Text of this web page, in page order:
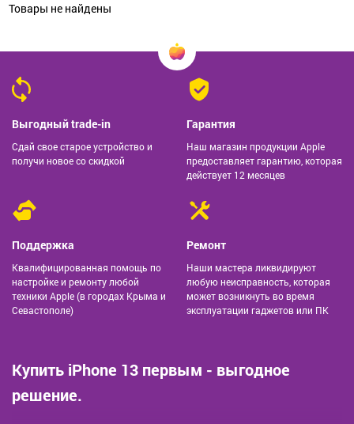
Товары не найдены
Выгодный trade-in
Сдай свое старое устройство и
получи новое со скидкой
Гарантия
Наш магазин продукции Apple
предоставляет гарантию, которая
действует 12 месяцев
Поддержка
Квалифицированная помощь по
настройке и ремонту любой
техники Apple (в городах Крыма и
Севастополе)
Ремонт
Наши мастера ликвидируют
любую неисправность, которая
может возникнуть во время
эксплуатации гаджетов или ПК
Купить iPhone 13 первым - выгодное
решение.